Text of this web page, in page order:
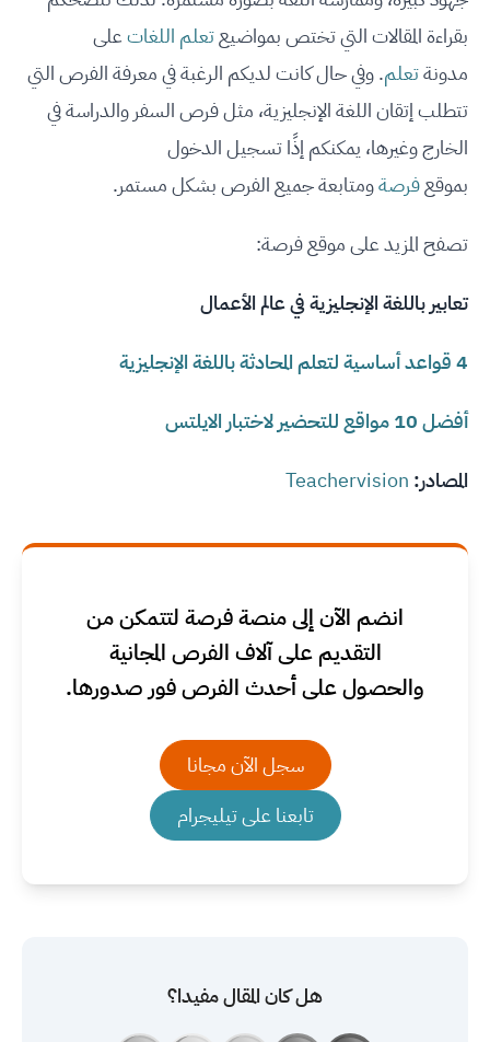
بقراءة المقالات التي تختص بمواضيعتعلم اللغاتعلى
مدونةتعلم. وفي حال كانت لديكم الرغبة في معرفة الفرص التي
تتطلب إتقان اللغة الإنجليزية، مثل فرص السفر والدراسة في
الخارج وغيرها، يمكنكم إذًا تسجيل الدخول
بموقعفرصةومتابعة جميع الفرص بشكل مستمر.
تصفح المزيد على موقع فرصة:
تعابير باللغة الإنجليزية في عالم الأعمال
4 قواعد أساسية لتعلم المحادثة باللغة الإنجليزية
أفضل 10 مواقع للتحضير لاختبار الايلتس
المصادر: Teachervision
انضم الآن إلى منصة فرصة لتتمكن من
التقديم على آلاف الفرص المجانية
والحصول على أحدث الفرص فور صدورها.
سجل الآن مجانا
تابعنا على تيليجرام
هل كان المقال مفيدا؟